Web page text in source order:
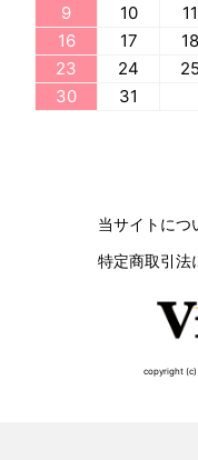
9
10 11
16
17 18
23
24 25
30
31
当サイトにつ
特定商取引法
copyright (c)